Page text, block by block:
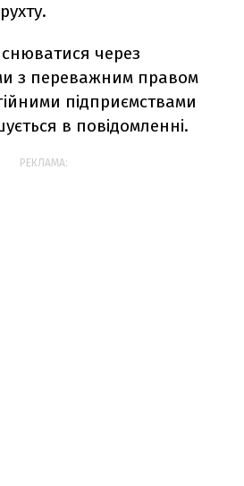
через
з переважним правом
підприємствами
в повідомленні.
РЕКЛАМА: